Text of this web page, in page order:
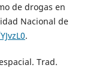
de drogas en
Nacional de
.
Trad.